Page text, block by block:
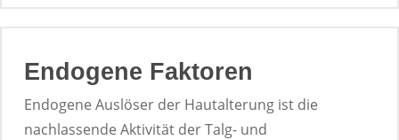
Endogene Faktoren
Endogene Auslöser der Hautalterung ist die
nachlassende Aktivität der Talg- und